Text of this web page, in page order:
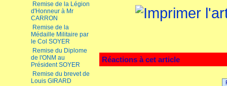
Remise de la Légion
d'Honneur à Mr
CARRON
Remise de la
Médaille Militaire par
le Col SOYER
Remise du Diplome
de l'ONM au
Président SOYER
Remise du brevet de
Louis GIRARD
Réactions à cet article